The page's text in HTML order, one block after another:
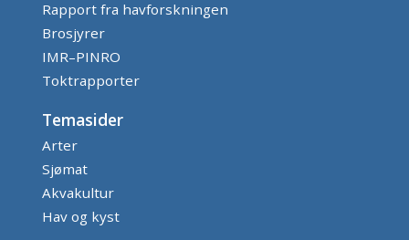
Rapport fra havforskningen
Brosjyrer
IMR–PINRO
Toktrapporter
Temasider
Arter
Sjømat
Akvakultur
Hav og kyst